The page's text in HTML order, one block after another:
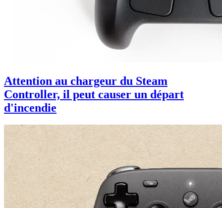
Attention au chargeur du Steam
Controller, il peut causer un départ
d'incendie